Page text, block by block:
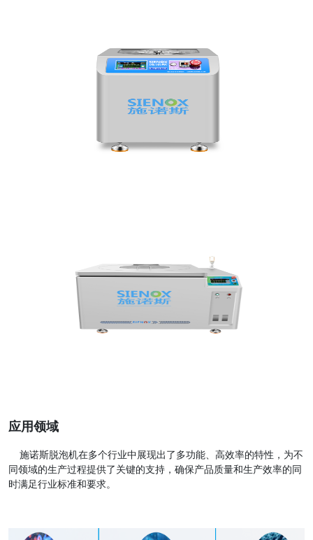
应用领域
施诺斯脱泡机在多个行业中展现出了多功能、高效率的特性，为不
同领域的生产过程提供了关键的支持，确保产品质量和生产效率的同
时满足行业标准和要求。